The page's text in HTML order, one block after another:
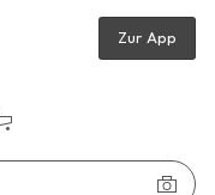
Zur App